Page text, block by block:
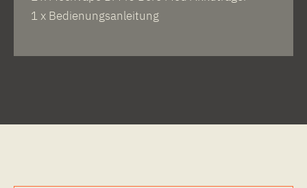
1 x Bedienungsanleitung